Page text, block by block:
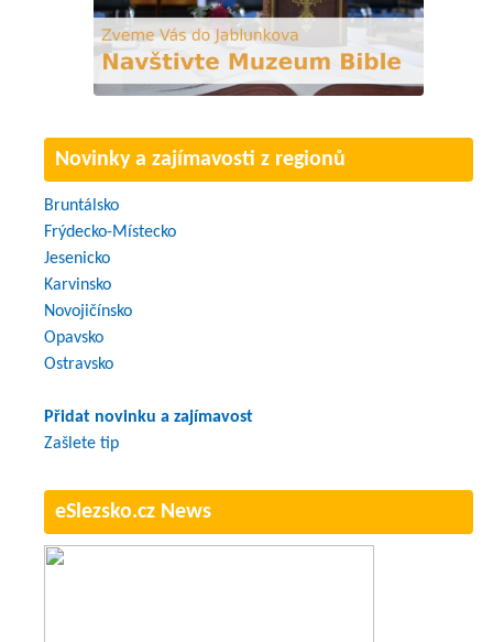
Novinky a zajímavosti z regionů
Bruntálsko
Frýdecko-Místecko
Jesenicko
Karvinsko
Novojičínsko
Opavsko
Ostravsko
Přidat novinku a zajímavost
Zašlete tip
eSlezsko.cz News